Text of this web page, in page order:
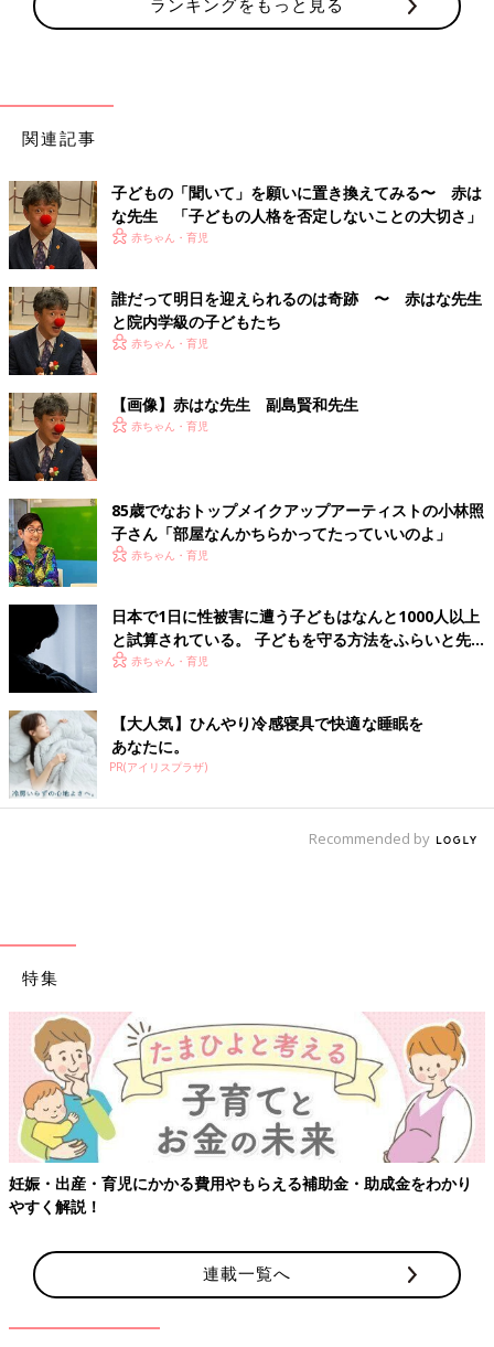
関連記事
子どもの「聞いて」を願いに置き換えてみる〜 赤は
な先生 「子どもの人格を否定しないことの大切さ」
赤ちゃん・育児
誰だって明日を迎えられるのは奇跡 〜 赤はな先生
と院内学級の子どもたち
赤ちゃん・育児
【画像】赤はな先生 副島賢和先生
赤ちゃん・育児
85歳でなおトップメイクアップアーティストの小林照
子さん「部屋なんかちらかってたっていいのよ」
赤ちゃん・育児
日本で1日に性被害に遭う子どもはなんと1000人以上
と試算されている。 子どもを守る方法をふらいと先
生に聞く【小児科医】
赤ちゃん・育児
【大人気】ひんやり冷感寝具で快適な睡眠を
あなたに。
PR(アイリスプラザ)
Recommended by
特集
妊娠・出産・育児にかかる費用やもらえる補助金・助成金をわかり
やすく解説！
連載一覧へ